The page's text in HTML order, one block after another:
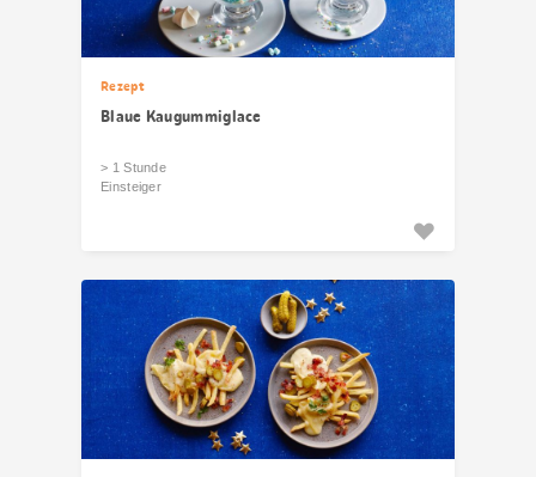
Rezept
Blaue Kaugummiglace
> 1 Stunde
Einsteiger